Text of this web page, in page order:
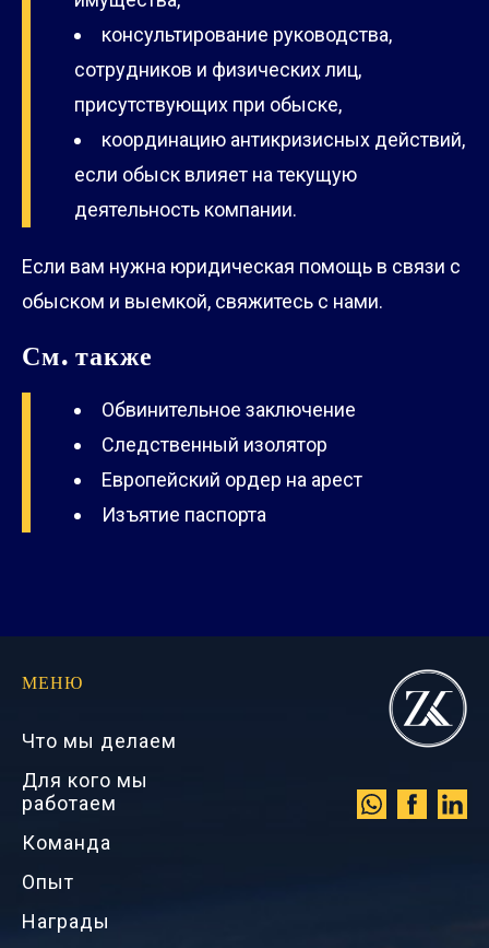
консультирование руководства,
сотрудников и физических лиц,
присутствующих при обыске,
координацию антикризисных действий,
если обыск влияет на текущую
деятельность компании.
Если вам нужна юридическая помощь в связи с
обыском и выемкой, свяжитесь с нами.
См. также
Обвинительное заключение
Следственный изолятор
Европейский ордер на арест
Изъятие паспорта
МЕНЮ
Что мы делаем
Для кого мы
работаем
Команда
Опыт
Награды